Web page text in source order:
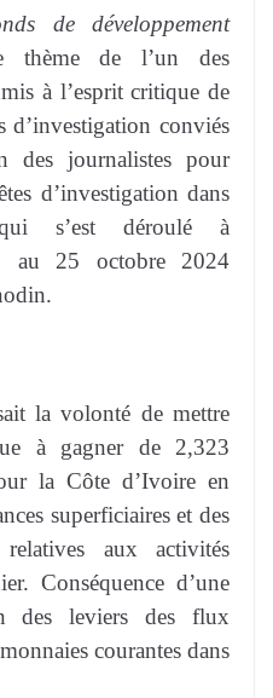
de développement
thème de l’un des
à l’esprit critique de
d’investigation conviés
des journalistes pour
d’investigation dans
s’est déroulé à
au 25 octobre 2024
la volonté de mettre
à gagner de 2,323
la Côte d’Ivoire en
superficiaires et des
aux activités
Conséquence d’une
des leviers des flux
courantes dans